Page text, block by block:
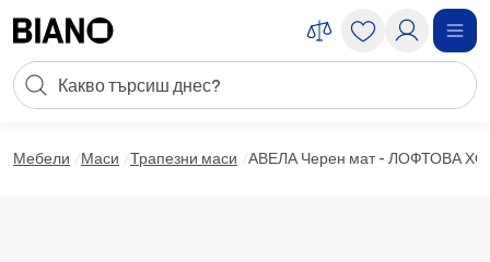
Търсене
Мебели Маси Трапезни маси АВЕЛА Черен мат - ЛОФТОВА